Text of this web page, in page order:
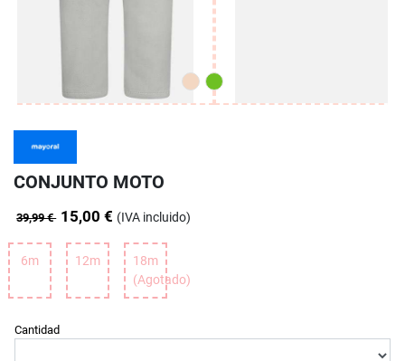
CONJUNTO MOTO
39,99 € 15,00 € (IVA incluido)
6m 12m
18m
(Agotado)
Cantidad